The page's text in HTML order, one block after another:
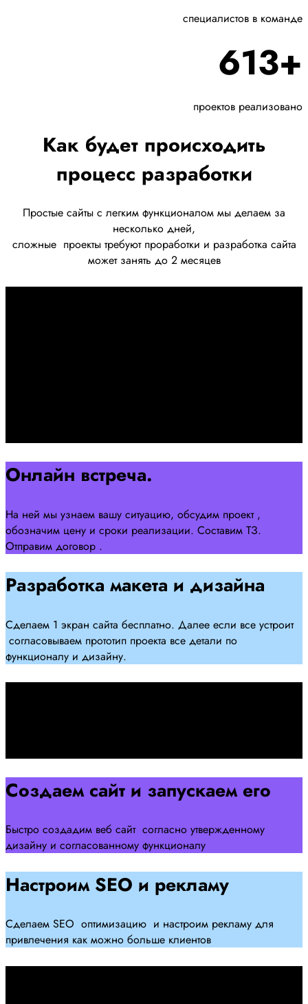
специалистов в команде
613+
проектов реализовано
Как будет происходить
процесс разработки
Простые сайты с легким функционалом мы делаем за
несколько дней,
сложные проекты требуют проработки и разработка сайта
может занять до 2 месяцев
Онлайн встреча.
На ней мы узнаем вашу ситуацию, обсудим проект ,
обозначим цену и сроки реализации. Составим ТЗ.
Отправим договор .
Разработка макета и дизайна
Сделаем 1 экран сайта бесплатно. Далее если все устроит
согласовываем прототип проекта все детали по
функционалу и дизайну.
Создаем сайт и запускаем его
Быстро создадим веб сайт согласно утвержденному
дизайну и согласованному функционалу
Настроим SEO и рекламу
Сделаем SEO оптимизацию и настроим рекламу для
привлечения как можно больше клиентов